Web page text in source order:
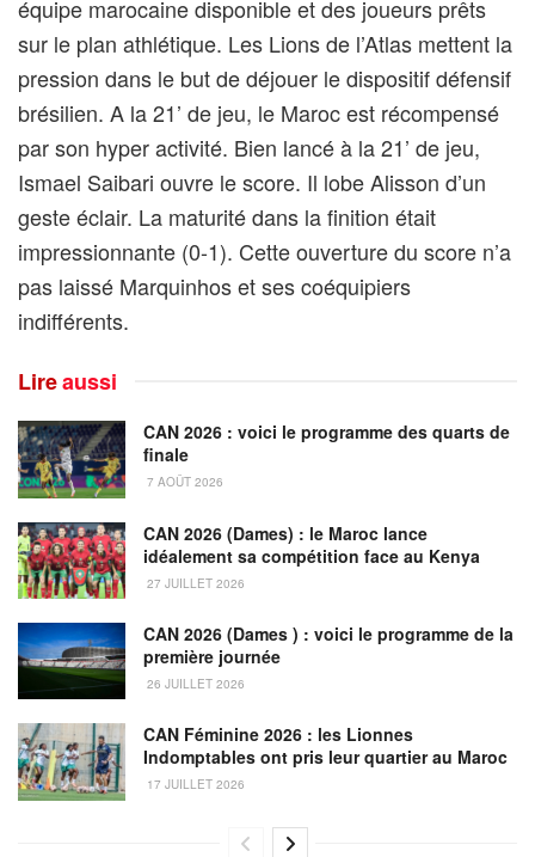
équipe marocaine disponible et des joueurs prêts
sur le plan athlétique. Les Lions de l’Atlas mettent la
pression dans le but de déjouer le dispositif défensif
brésilien. A la 21’ de jeu, le Maroc est récompensé
par son hyper activité. Bien lancé à la 21’ de jeu,
Ismael Saibari ouvre le score. Il lobe Alisson d’un
geste éclair. La maturité dans la finition était
impressionnante (0-1). Cette ouverture du score n’a
pas laissé Marquinhos et ses coéquipiers
indifférents.
Lireaussi
CAN 2026 : voici le programme des quarts de
finale
7 AOÛT 2026
CAN 2026 (Dames) : le Maroc lance
idéalement sa compétition face au Kenya
27 JUILLET 2026
CAN 2026 (Dames ) : voici le programme de la
première journée
26 JUILLET 2026
CAN Féminine 2026 : les Lionnes
Indomptables ont pris leur quartier au Maroc
17 JUILLET 2026